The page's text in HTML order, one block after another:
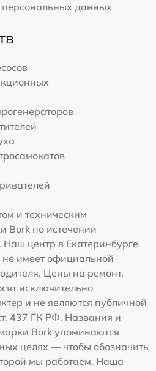
персональных данных
и техническим
Bork по истечении
центр в Екатеринбурге
не имеет официальной
Цены на ремонт,
исключительно
и не являются публичной
437 ГК РФ. Названия и
Bork упоминаются
целях — чтобы обозначить
мы работаем. Наша